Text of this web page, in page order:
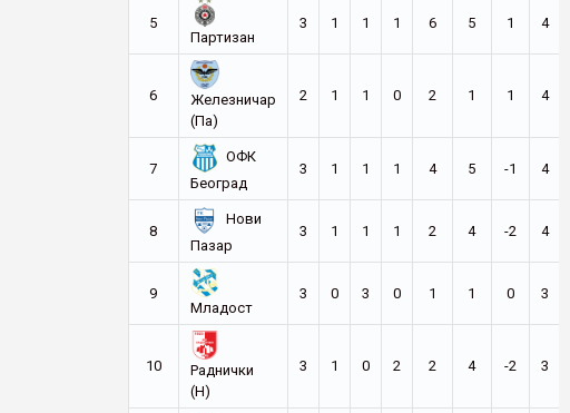
5
Партизан
3 1 1 1 6 5 1 4
6
Железничар
(Па)
2 1 1 0 2 1 1 4
7
ОФК
Београд
3 1 1 1 4 5 -1 4
8
Нови
Пазар
3 1 1 1 2 4 -2 4
9
Младост
3 0 3 0 1 1 0 3
10
Раднички
(Н)
3 1 0 2 2 4 -2 3